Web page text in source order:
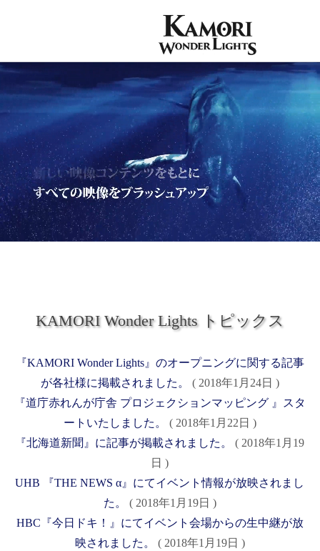
KAMORI Wonder Lights トピックス
『KAMORI Wonder Lights』のオープニングに関する記事
が各社様に掲載されました。
( 2018年1月24日 )
『道庁赤れんが庁舎 プロジェクションマッピング 』スタ
ートいたしました。
( 2018年1月22日 )
『北海道新聞』に記事が掲載されました。
( 2018年1月19
日 )
UHB 『THE NEWS α』にてイベント情報が放映されまし
た。
( 2018年1月19日 )
HBC『今日ドキ！』にてイベント会場からの生中継が放
映されました。
( 2018年1月19日 )